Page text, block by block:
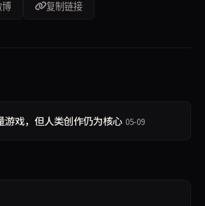
博 复制链接
游戏，但人类创作仍为核心 05-09